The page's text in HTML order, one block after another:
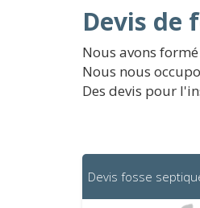
Devis de
Nous avons
Nous nous
Des devis pour
Devis fosse